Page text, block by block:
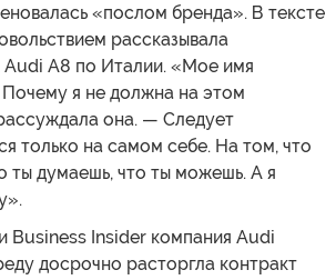
«послом бренда». В тексте
рассказывала
Audi А8 по Италии. «Мое имя
Почему я не должна на этом
она. — Следует
только на самом себе. На том, что
ты думаешь, что ты можешь. А я
Business Insider компания Audi
досрочно расторгла контракт